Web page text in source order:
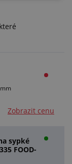
Zobrazit cenu
sypké
FOOD-